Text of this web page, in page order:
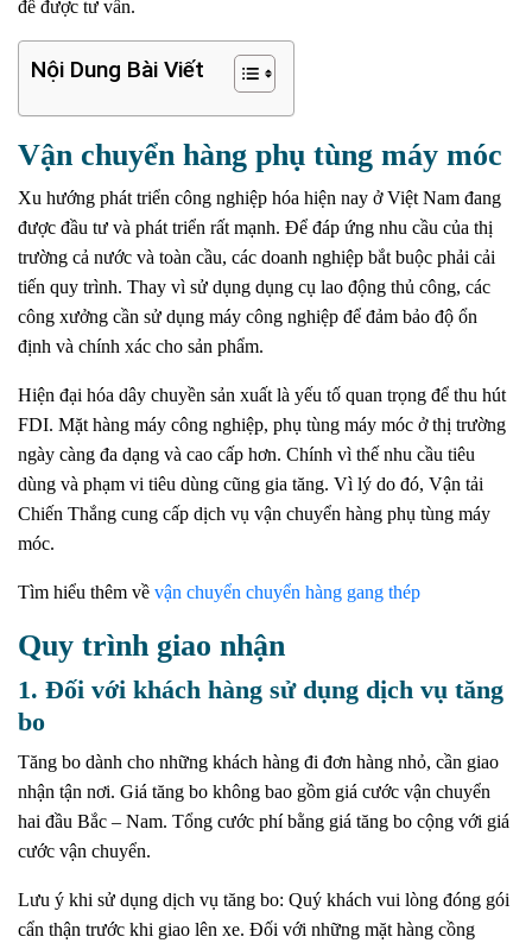
để được tư vấn.
Nội Dung Bài Viết
Vận chuyển hàng phụ tùng máy móc
Xu hướng phát triển công nghiệp hóa hiện nay ở Việt Nam đang
được đầu tư và phát triển rất mạnh. Để đáp ứng nhu cầu của thị
trường cả nước và toàn cầu, các doanh nghiệp bắt buộc phải cải
tiến quy trình. Thay vì sử dụng dụng cụ lao động thủ công, các
công xưởng cần sử dụng máy công nghiệp để đảm bảo độ ổn
định và chính xác cho sản phẩm.
Hiện đại hóa dây chuyền sản xuất là yếu tố quan trọng để thu hút
FDI. Mặt hàng máy công nghiệp, phụ tùng máy móc ở thị trường
ngày càng đa dạng và cao cấp hơn. Chính vì thế nhu cầu tiêu
dùng và phạm vi tiêu dùng cũng gia tăng. Vì lý do đó, Vận tải
Chiến Thắng cung cấp dịch vụ vận chuyển hàng phụ tùng máy
móc.
Tìm hiểu thêm về vận chuyển chuyển hàng gang thép
Quy trình giao nhận
1. Đối với khách hàng sử dụng dịch vụ tăng
bo
Tăng bo dành cho những khách hàng đi đơn hàng nhỏ, cần giao
nhận tận nơi. Giá tăng bo không bao gồm giá cước vận chuyển
hai đầu Bắc – Nam. Tổng cước phí bằng giá tăng bo cộng với giá
cước vận chuyển.
Lưu ý khi sử dụng dịch vụ tăng bo: Quý khách vui lòng đóng gói
cẩn thận trước khi giao lên xe. Đối với những mặt hàng cồng